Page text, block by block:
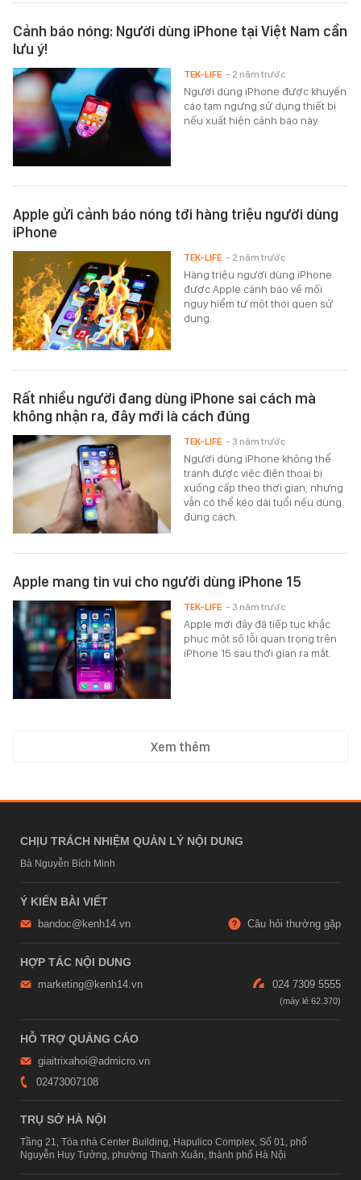
Cảnh báo nóng: Người dùng iPhone tại Việt Nam cần
lưu ý!
Người dùng iPhone được khuyến
cáo tạm ngưng sử dụng thiết bị
nếu xuất hiện cảnh báo này.
TEK-LIFE - 2 năm trước
Apple gửi cảnh báo nóng tới hàng triệu người dùng
iPhone
Hàng triệu người dùng iPhone
được Apple cảnh báo về mối
nguy hiểm từ một thói quen sử
dụng.
TEK-LIFE - 2 năm trước
Rất nhiều người đang dùng iPhone sai cách mà
không nhận ra, đây mới là cách đúng
Người dùng iPhone không thể
tránh được việc điện thoại bị
xuống cấp theo thời gian, nhưng
vẫn có thể kéo dài tuổi nếu dùng
đúng cách.
TEK-LIFE - 3 năm trước
Apple mang tin vui cho người dùng iPhone 15
Apple mới đây đã tiếp tục khắc
phục một số lỗi quan trọng trên
iPhone 15 sau thời gian ra mắt.
TEK-LIFE - 3 năm trước
Xem thêm
CHỊU TRÁCH NHIỆM QUẢN LÝ NỘI DUNG
Bà Nguyễn Bích Minh
Ý KIẾN BÀI VIẾT
bandoc@kenh14.vn Câu hỏi thường gặp
HỢP TÁC NỘI DUNG
marketing@kenh14.vn 024 7309 5555
HỖ TRỢ QUẢNG CÁO
giaitrixahoi@admicro.vn
02473007108
TRỤ SỞ HÀ NỘI
Tầng 21, Tòa nhà Center Building, Hapulico Complex, Số 01, phố
Nguyễn Huy Tưởng, phường Thanh Xuân, thành phố Hà Nội